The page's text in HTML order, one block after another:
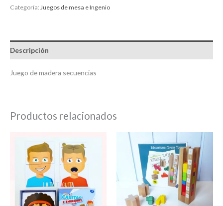
Categoría:Juegos de mesa e Ingenio
Descripción
Juego de madera secuencias
Productos relacionados